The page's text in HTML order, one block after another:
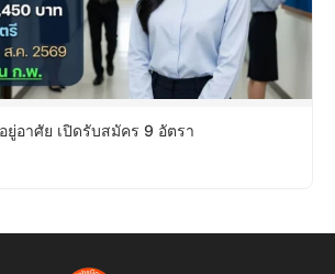
อาศัย เปิดรับสมัคร 9 อัตรา